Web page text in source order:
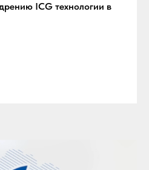
ICG технологии в